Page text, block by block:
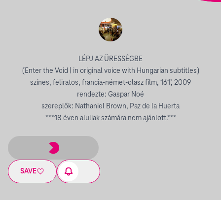
LÉPJ AZ ÜRESSÉGBE
(Enter the Void | in original voice with Hungarian subtitles)
színes, feliratos, francia-német-olasz film, 161’, 2009
rendezte: Gaspar Noé
szereplők: Nathaniel Brown, Paz de la Huerta
***18 éven aluliak számára nem ajánlott.***
SAVE